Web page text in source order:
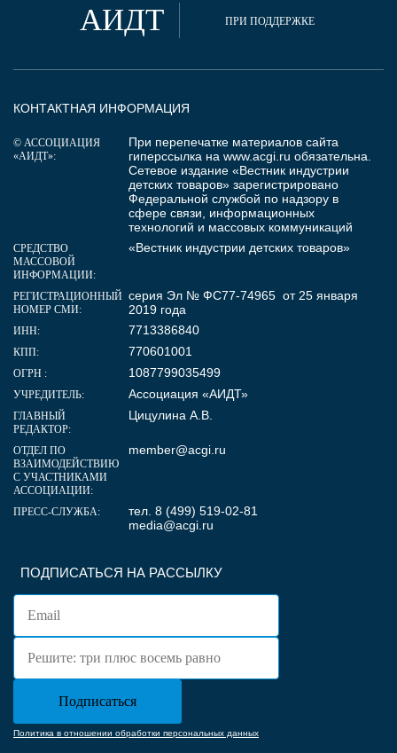
АИДТ ПРИ ПОДДЕРЖКЕ
ПОДПИСАТЬСЯ НА РАССЫЛКУ
Политика в отношении обработки персональных данных
КОНТАКТНАЯ ИНФОРМАЦИЯ
© АССОЦИАЦИЯ
«АИДТ»:
При перепечатке материалов сайта
гиперссылка на www.acgi.ru обязательна.
Сетевое издание «Вестник индустрии
детских товаров» зарегистрировано
Федеральной службой по надзору в
сфере связи, информационных
технологий и массовых коммуникаций
СРЕДСТВО
МАССОВОЙ
ИНФОРМАЦИИ:
«Вестник индустрии детских товаров»
РЕГИСТРАЦИОННЫЙ
НОМЕР СМИ:
серия Эл № ФС77-74965 от 25 января
2019 года
ИНН: 7713386840
КПП: 770601001
ОГРН : 1087799035499
УЧРЕДИТЕЛЬ: Ассоциация «АИДТ»
ГЛАВНЫЙ
РЕДАКТОР:
Цицулина А.В.
ОТДЕЛ ПО
ВЗАИМОДЕЙСТВИЮ
С УЧАСТНИКАМИ
АССОЦИАЦИИ:
member@acgi.ru
ПРЕСС-СЛУЖБА:
тел. 8 (499) 519-02-81
media@acgi.ru